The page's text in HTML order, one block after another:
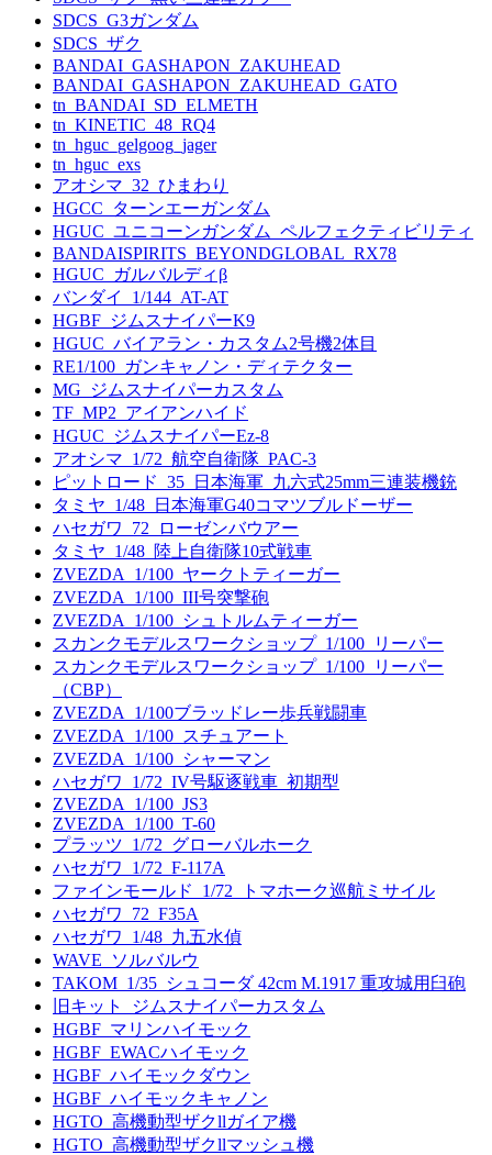
SDCS_G3ガンダム
SDCS_ザク
BANDAI_GASHAPON_ZAKUHEAD
BANDAI_GASHAPON_ZAKUHEAD_GATO
tn_BANDAI_SD_ELMETH
tn_KINETIC_48_RQ4
tn_hguc_gelgoog_jager
tn_hguc_exs
アオシマ_32_ひまわり
HGCC_ターンエーガンダム
HGUC_ユニコーンガンダム_ペルフェクティビリティ
BANDAISPIRITS_BEYONDGLOBAL_RX78
HGUC_ガルバルディβ
バンダイ_1/144_AT-AT
HGBF_ジムスナイパーK9
HGUC_バイアラン・カスタム2号機2体目
RE1/100_ガンキャノン・ディテクター
MG_ジムスナイパーカスタム
TF_MP2_アイアンハイド
HGUC_ジムスナイパーEz-8
アオシマ_1/72_航空自衛隊_PAC-3
ピットロード_35_日本海軍_九六式25mm三連装機銃
タミヤ_1/48_日本海軍G40コマツブルドーザー
ハセガワ_72_ローゼンバウアー
タミヤ_1/48_陸上自衛隊10式戦車
ZVEZDA_1/100_ヤークトティーガー
ZVEZDA_1/100_III号突撃砲
ZVEZDA_1/100_シュトルムティーガー
スカンクモデルスワークショップ_1/100_リーパー
スカンクモデルスワークショップ_1/100_リーパー
（CBP）
ZVEZDA_1/100ブラッドレー歩兵戦闘車
ZVEZDA_1/100_スチュアート
ZVEZDA_1/100_シャーマン
ハセガワ_1/72_IV号駆逐戦車_初期型
ZVEZDA_1/100_JS3
ZVEZDA_1/100_T-60
プラッツ_1/72_グローバルホーク
ハセガワ_1/72_F-117A
ファインモールド_1/72_トマホーク巡航ミサイル
ハセガワ_72_F35A
ハセガワ_1/48_九五水偵
WAVE_ソルバルウ
TAKOM_1/35_シュコーダ 42cm M.1917 重攻城用臼砲
旧キット_ジムスナイパーカスタム
HGBF_マリンハイモック
HGBF_EWACハイモック
HGBF_ハイモックダウン
HGBF_ハイモックキャノン
HGTO_高機動型ザクllガイア機
HGTO_高機動型ザクllマッシュ機